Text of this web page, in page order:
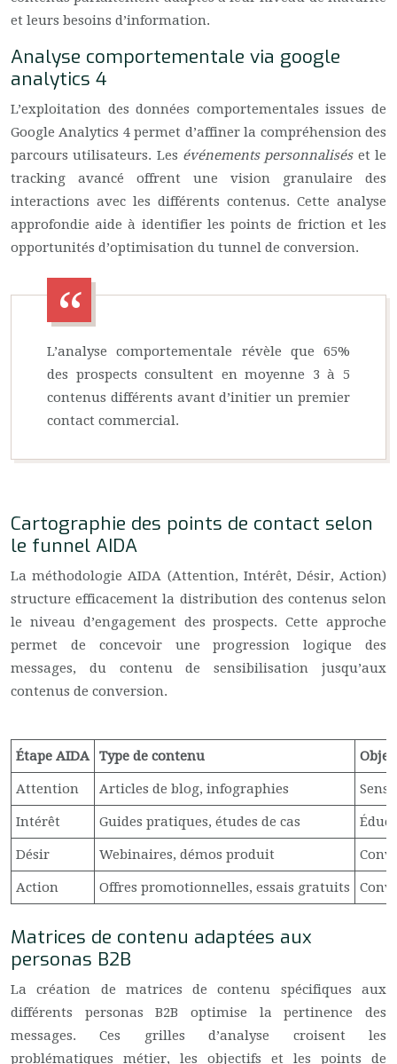
et leurs besoins d’information.
Analyse comportementale via google
analytics 4
L’exploitation des données comportementales issues de
Google Analytics 4 permet d’affiner la compréhension des
parcours utilisateurs. Les événements personnalisés et le
tracking avancé offrent une vision granulaire des
interactions avec les différents contenus. Cette analyse
approfondie aide à identifier les points de friction et les
opportunités d’optimisation du tunnel de conversion.
L’analyse comportementale révèle que 65%
des prospects consultent en moyenne 3 à 5
contenus différents avant d’initier un premier
contact commercial.
Cartographie des points de contact selon
le funnel AIDA
La méthodologie AIDA (Attention, Intérêt, Désir, Action)
structure efficacement la distribution des contenus selon
le niveau d’engagement des prospects. Cette approche
permet de concevoir une progression logique des
messages, du contenu de sensibilisation jusqu’aux
contenus de conversion.
Étape AIDA Type de contenu
Attention Articles de blog, infographies
Intérêt Guides pratiques, études de cas
Désir Webinaires, démos produit
Action Offres promotionnelles, essais gratuits
Matrices de contenu adaptées aux
personas B2B
La création de matrices de contenu spécifiques aux
différents personas B2B optimise la pertinence des
messages. Ces grilles d’analyse croisent les
problématiques métier, les objectifs et les points de